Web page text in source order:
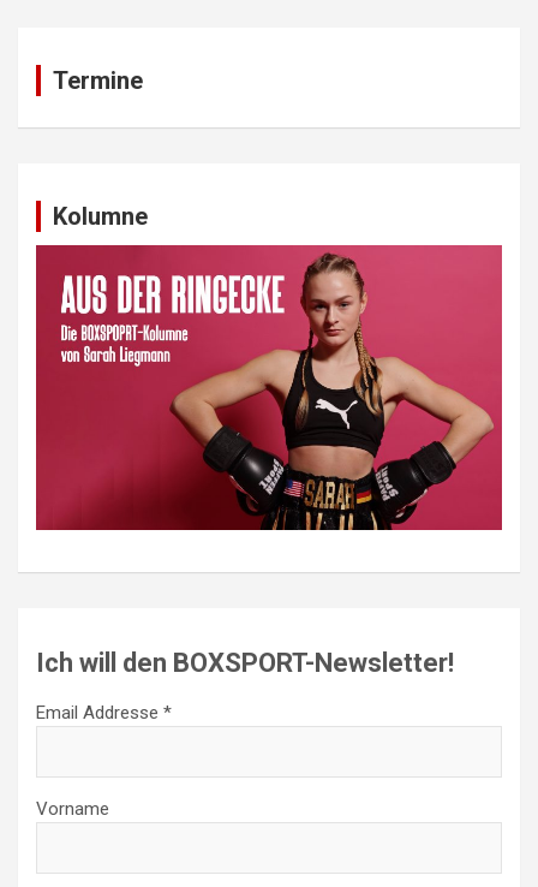
Termine
Kolumne
Ich will den BOXSPORT-Newsletter!
Email Addresse *
Vorname